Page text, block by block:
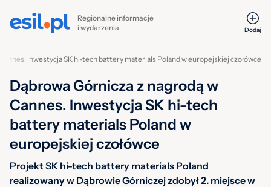
Regionalne informacje
i wydarzenia
Dodaj
Inwestycja SK hi-tech battery materials Poland w europejskiej czołówce
Dąbrowa Górnicza z nagrodą w
Cannes. Inwestycja SK hi-tech
battery materials Poland w
europejskiej czołówce
Projekt SK hi-tech battery materials Poland
realizowany w Dąbrowie Górniczej zdobył 2. miejsce w